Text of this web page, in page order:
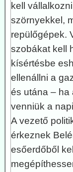
kell
szörnyekkel,
repülőgépek.
szobákat kell
kísértésbe
ellenállni a
és utána – ha
venniük a
A vezető
érkeznek
esőerdőből